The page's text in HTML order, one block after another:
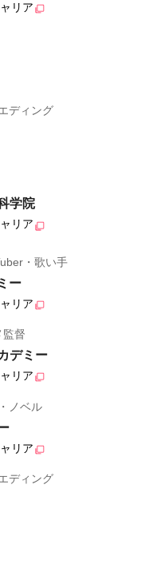
リア
ディング
学院
リア
・歌い手
ー
リア
監督
デミー
リア
ノベル
リア
ディング